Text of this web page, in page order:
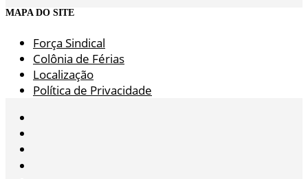
MAPA DO SITE
Força Sindical
Colônia de Férias
Localização
Política de Privacidade